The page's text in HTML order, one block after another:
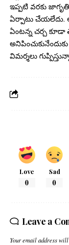
ఇప్ప‌టి వ‌ర‌కు
ఏర్పాటు చేయ‌లేదు.
ఏంట‌న్న చ‌ర్చ కూడా
విమ‌ర్శ‌లు
Love
0
Sad
0
Leave a
Your email address